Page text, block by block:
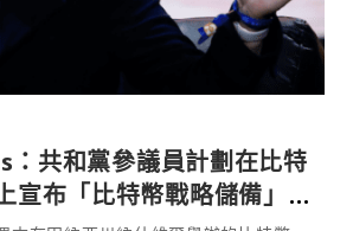
共和黨參議員計劃在比特
宣布「比特幣戰略儲備」法